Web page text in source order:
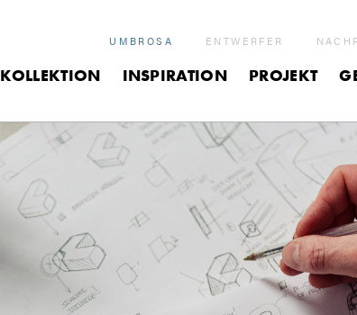
UMBROSA ENTWERFER
KOLLEKTION INSPIRATION PROJEKT